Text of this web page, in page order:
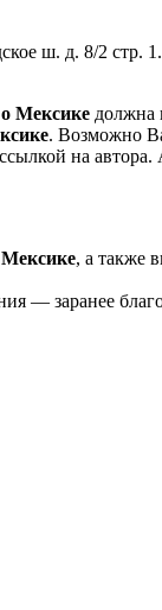
ш. д. 8/2 стр.
Мексике должна
. Возможно
на
, а также
— заранее